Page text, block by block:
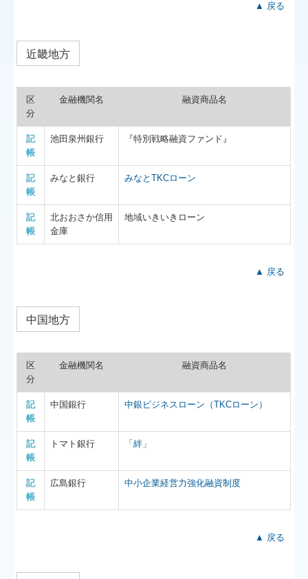
▲ 戻る
近畿地方
区
分
金融機関名 融資商品名
記
帳
池田泉州銀行 『特別戦略融資ファンド』
記
帳
みなと銀行 みなとTKCローン
記
帳
北おおさか信用
金庫
地域いきいきローン
▲ 戻る
中国地方
区
分
金融機関名 融資商品名
記
帳
中国銀行 中銀ビジネスローン（TKCローン）
記
帳
トマト銀行 「絆」
記
帳
広島銀行 中小企業経営力強化融資制度
▲ 戻る